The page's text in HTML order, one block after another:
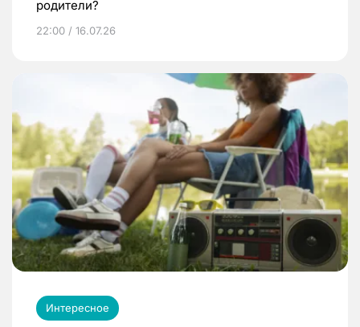
родители?
22:00 / 16.07.26
Интересное